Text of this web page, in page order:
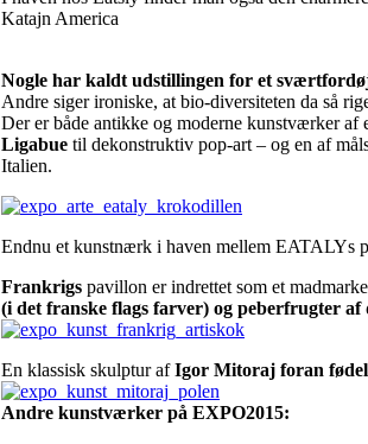
Katajn America
Nogle har kaldt udstillingen for et
Andre siger ironiske, at bio-diversiteten da så
Der er både antikke og moderne kunstværker af
Ligabue til dekonstruktiv pop-art – og en af
Italien.
Endnu et kunstnærk i haven mellem EATALYs
Frankrigs pavillon er indrettet som et
(i det franske flags farver) og peberfrugter
En klassisk skulptur afIgor Mitoraj foran
Andre kunstværker på EXPO2015: